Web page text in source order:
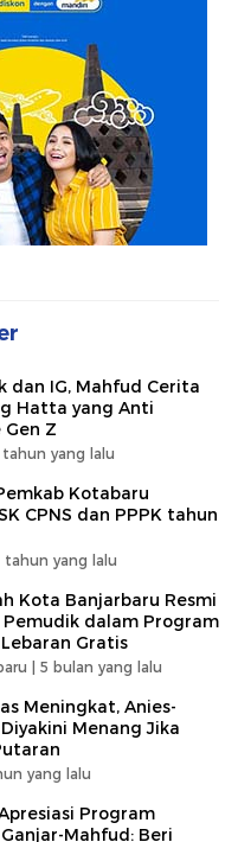
dan IG, Mahfud Cerita
Hatta yang Anti
Gen Z
tahun yang lalu
Kotabaru
CPNS dan PPPK tahun
tahun yang lalu
Kota Banjarbaru Resmi
Pemudik dalam Program
Gratis
| 5 bulan yang lalu
Meningkat, Anies-
Menang Jika
yang lalu
Program
Mahfud: Beri